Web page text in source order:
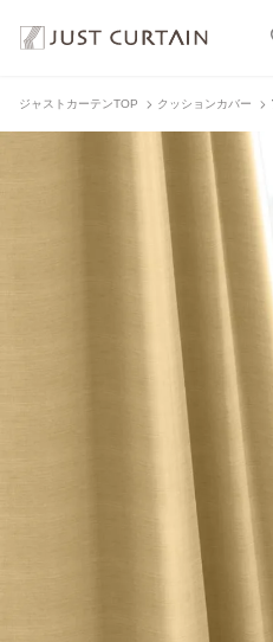
ジャストカーテンTOP クッションカバー